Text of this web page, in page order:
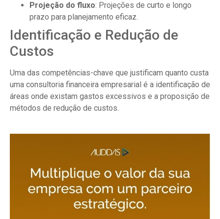
Projeção do fluxo: Projeções de curto e longo
prazo para planejamento eficaz.
Identificação e Redução de
Custos
Uma das competências-chave que justificam quanto custa
uma consultoria financeira empresarial é a identificação de
áreas onde existam gastos excessivos e a proposição de
métodos de redução de custos.